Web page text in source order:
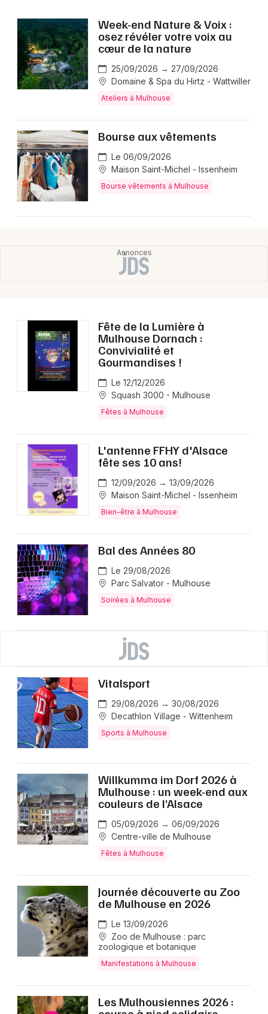
Week-end Nature & Voix :
osez révéler votre voix au
cœur de la nature
25/09/2026 → 27/09/2026
Domaine & Spa du Hirtz - Wattwiller
Ateliers à Mulhouse
Bourse aux vêtements
Le 06/09/2026
Maison Saint-Michel - Issenheim
Bourse vêtements à Mulhouse
Fête de la Lumière à
Mulhouse Dornach :
Convivialité et
Gourmandises !
Le 12/12/2026
Squash 3000 - Mulhouse
Fêtes à Mulhouse
L'antenne FFHY d'Alsace
fête ses 10 ans!
12/09/2026 → 13/09/2026
Maison Saint-Michel - Issenheim
Bien-être à Mulhouse
Bal des Années 80
Le 29/08/2026
Parc Salvator - Mulhouse
Soirées à Mulhouse
Vitalsport
29/08/2026 → 30/08/2026
Decathlon Village - Wittenheim
Sports à Mulhouse
Willkumma im Dorf 2026 à
Mulhouse : un week-end aux
couleurs de l’Alsace
05/09/2026 → 06/09/2026
Centre-ville de Mulhouse
Fêtes à Mulhouse
Journée découverte au Zoo
de Mulhouse en 2026
Le 13/09/2026
Zoo de Mulhouse : parc
zoologique et botanique
Manifestations à Mulhouse
Les Mulhousiennes 2026 :